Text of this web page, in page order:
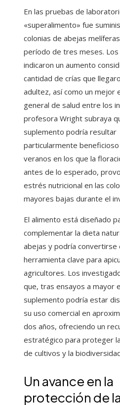
En las pruebas de
«superalimento» fue
colonias de abejas
período de tres meses.
indicaron un aumento
cantidad de crías que
adultez, así como un mejor
general de salud entre los
profesora Wright subraya
suplemento podría resultar
particularmente
veranos en los que la
antes de lo esperado,
estrés nutricional en las
mayores bajas durante el
El alimento está diseñado
complementar la dieta
abejas y podría convertirse
herramienta clave para
agricultores. Los
que, tras ensayos a mayor
suplemento podría estar
su uso comercial en
dos años, ofreciendo un
estratégico para proteger
de cultivos y la
Un avance en la
protección de